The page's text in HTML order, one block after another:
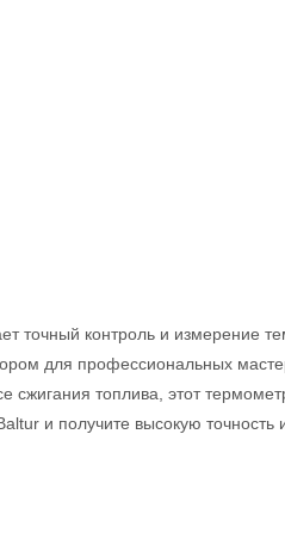
точный контроль и измерение
для профессиональных
топлива, этот
и получите высокую точность